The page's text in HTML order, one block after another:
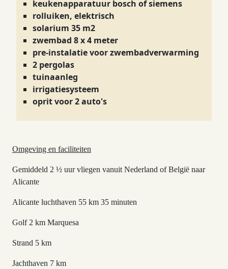
keukenapparatuur bosch of siemens
rolluiken, elektrisch
solarium 35 m2
zwembad 8 x 4 meter
pre-instalatie voor zwembadverwarming
2 pergolas
tuinaanleg
irrigatiesysteem
oprit voor 2 auto's
Omgeving en faciliteiten
Gemiddeld 2 ½ uur vliegen vanuit Nederland of België naar
Alicante
Alicante luchthaven 55 km 35 minuten
Golf 2 km Marquesa
Strand 5 km
Jachthaven 7 km